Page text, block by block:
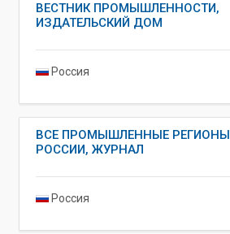
ВЕСТНИК ПРОМЫШЛЕННОСТИ,
ИЗДАТЕЛЬСКИЙ ДОМ
Россия
ВСЕ ПРОМЫШЛЕННЫЕ РЕГИОНЫ
РОССИИ, ЖУРНАЛ
Россия